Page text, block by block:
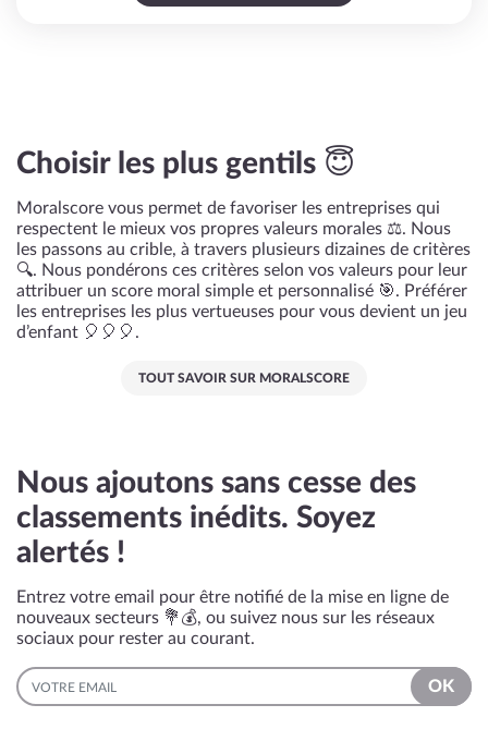
Choisir les plus gentils 😇
Moralscore vous permet de favoriser les entreprises qui
respectent le mieux vos propres valeurs morales ⚖️. Nous
les passons au crible, à travers plusieurs dizaines de critères
🔍. Nous pondérons ces critères selon vos valeurs pour leur
attribuer un score moral simple et personnalisé 🎯. Préférer
les entreprises les plus vertueuses pour vous devient un jeu
d’enfant 🎈🎈🎈.
TOUT SAVOIR SUR MORALSCORE
Nous ajoutons sans cesse des
classements inédits. Soyez
alertés !
Entrez votre email pour être notifié de la mise en ligne de
nouveaux secteurs 💐💰, ou suivez nous sur les réseaux
sociaux pour rester au courant.
EMAIL
OK